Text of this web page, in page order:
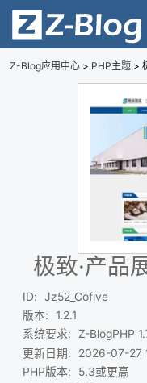
Z-Blog应用中心 > PHP主题 >
极致·产品
ID:
Jz52_Cofive
版本:
1.2.1
系统要求:
Z-BlogPHP
更新日期:
2026-07-27
PHP版本: 5.3或更高